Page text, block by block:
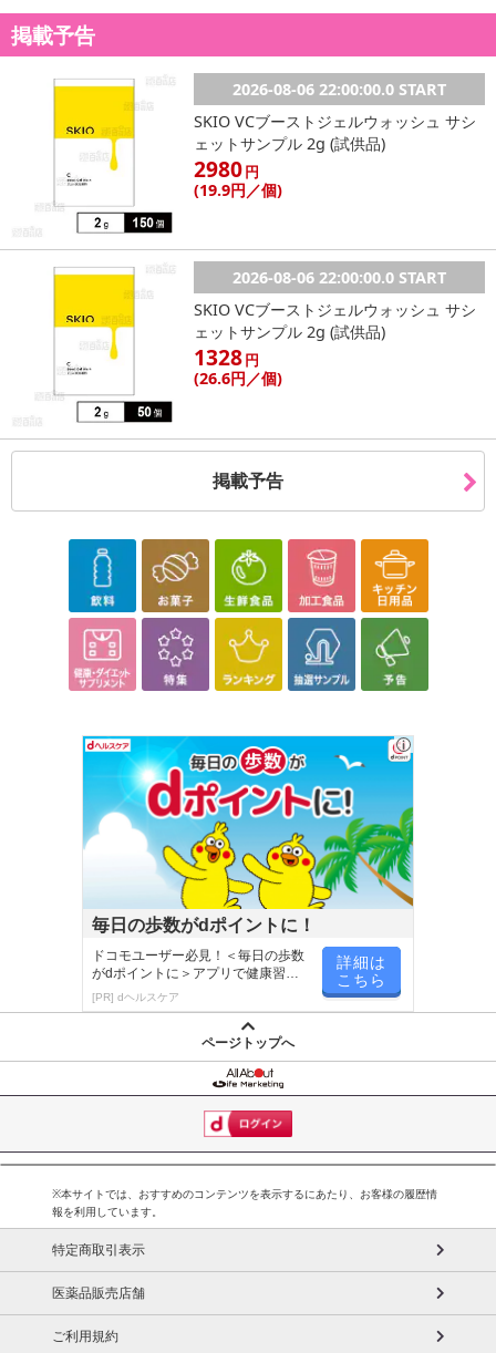
掲載予告
2026-08-06 22:00:00.0 START
SKIO VCブーストジェルウォッシュ サシ
ェットサンプル 2g (試供品)
2980円
(19.9円 ／個)
2026-08-06 22:00:00.0 START
SKIO VCブーストジェルウォッシュ サシ
ェットサンプル 2g (試供品)
1328円
(26.6円／個)
掲載予告
毎日の歩数がdポイントに！
ドコモユーザー必見！＜毎日の歩数
がdポイントに＞アプリで健康習慣
が楽しく続く
[PR] dヘルスケア
詳細は
こちら
ページトップへ
※本サイトでは、おすすめのコンテンツを表示するにあたり、お客様の履歴情
報を利用しています。
特定商取引表示
医薬品販売店舗
ご利用規約